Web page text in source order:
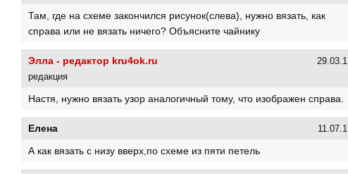
Там, где на схеме закончился рисунок(слева), нужно вязать, как
справа или не вязать ничего? Объясните чайнику
Элла - редактор kru4ok.ru
редакция
Настя, нужно вязать узор аналогичный тому, что изображен справа.
Елена
А как вязать с низу вверх,по схеме из пяти петель